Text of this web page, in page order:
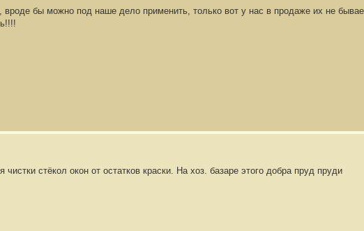
вроде бы можно под наше дело применить, только вот у нас в продаже их не
стёкол окон от остатков краски. На хоз. базаре этого добра пруд пруди